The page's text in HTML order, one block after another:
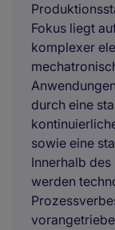
Fokus liegt
komplexer
durch eine
sowie eine
Innerhalb
werden